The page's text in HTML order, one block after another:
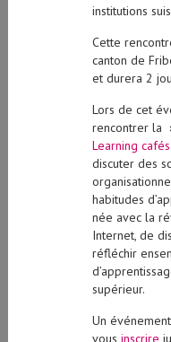
institutions
Cette
canton de
et durera 2
Lors de cet
rencontrer la
Learning cafés
discuter des
habitudes
née avec la
Internet, de
réfléchir
supérieur.
Un